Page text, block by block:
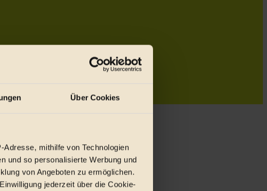
Über Cookies
mithilfe von Technologien
und so personalisierte Werbung und
von Angeboten zu ermöglichen.
jederzeit über die Cookie-